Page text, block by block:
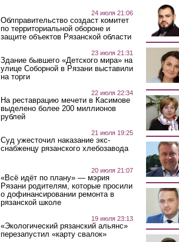
24 июля 21:06
Облправительство создаст комитет
по территориальной обороне и
защите объектов Рязанской области
23 июля 21:31
Здание бывшего «Детского мира» на
улице Соборной в Рязани выставили
на торги
22 июля 22:34
На реставрацию мечети в Касимове
выделено более 200 миллионов
рублей
21 июля 19:25
Суд ужесточил наказание экс-
снабженцу рязанского хлебозавода
20 июля 21:07
«Всё идёт по плану» — мэрия
Рязани родителям, которые просили
о дофинансировании ремонта в
рязанской школе
19 июля 23:13
«Экологический рязанский альянс»
перезапустил «карту свалок»